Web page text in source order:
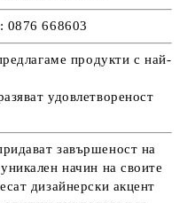
0876 668603
продукти с най-
удовлетвореност
завършеност на
начин на своите
дизайнерски акцент